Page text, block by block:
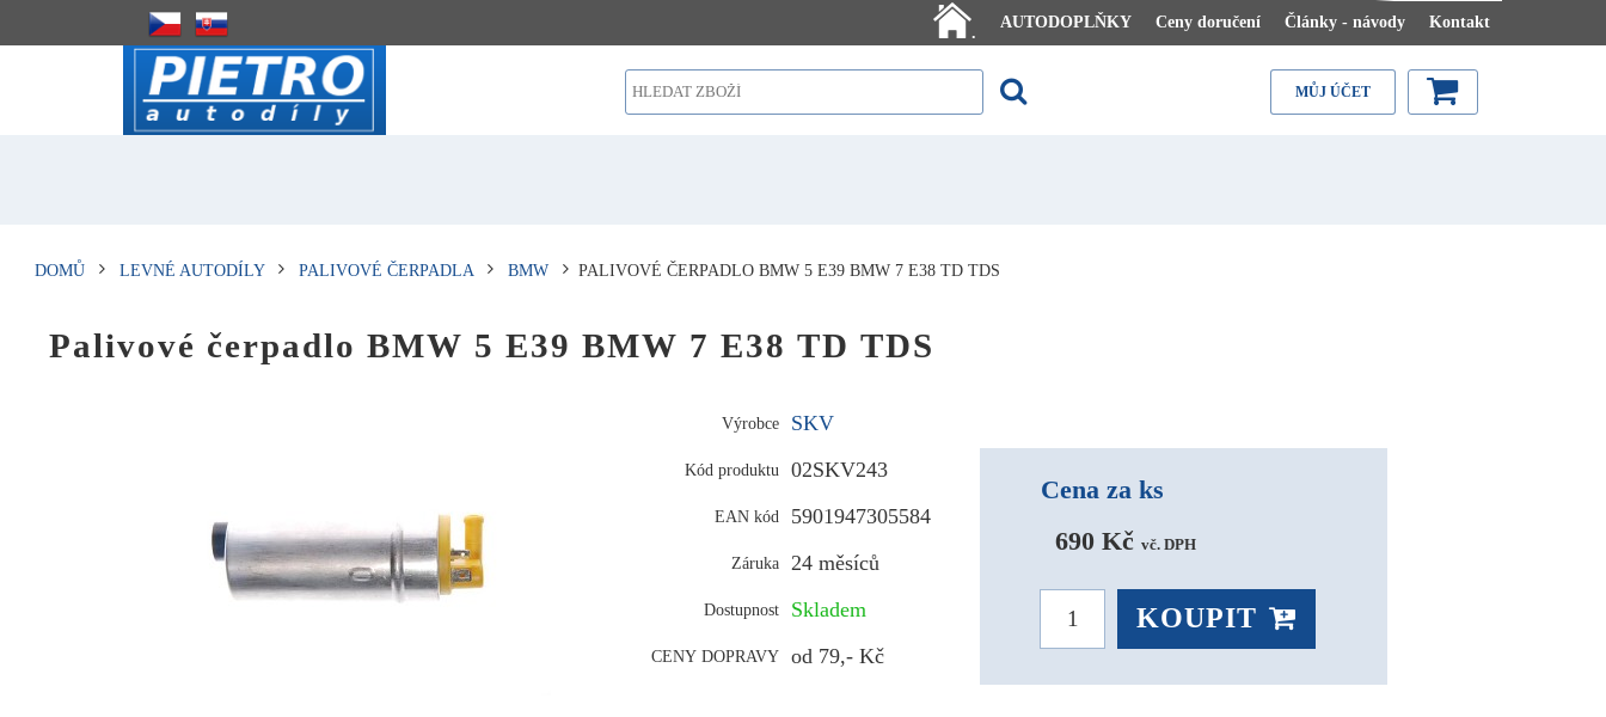
.
AUTODOPLŇKY Ceny doručení Články - návody Kontakt
MŮJ ÚČET
DOMŮ LEVNÉ AUTODÍLY PALIVOVÉ ČERPADLA BMW PALIVOVÉ ČERPADLO BMW 5 E39 BMW 7 E38 TD TDS
Palivové čerpadlo BMW 5 E39 BMW 7 E38 TD TDS
Výrobce SKV
Kód produktu 02SKV243
EAN kód 5901947305584
Záruka 24 měsíců
Dostupnost Skladem
CENY DOPRAVY od 79,- Kč
Cena za ks
690 Kč vč. DPH
KOUPIT